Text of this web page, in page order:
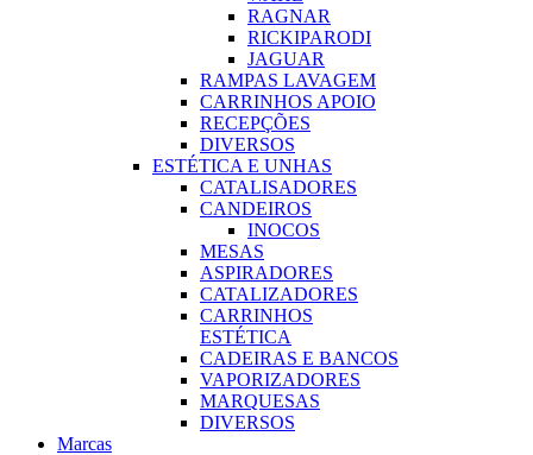
RAGNAR
RICKIPARODI
JAGUAR
RAMPAS LAVAGEM
CARRINHOS APOIO
RECEPÇÕES
DIVERSOS
ESTÉTICA E UNHAS
CATALISADORES
CANDEIROS
INOCOS
MESAS
ASPIRADORES
CATALIZADORES
CARRINHOS
ESTÉTICA
CADEIRAS E BANCOS
VAPORIZADORES
MARQUESAS
DIVERSOS
Marcas